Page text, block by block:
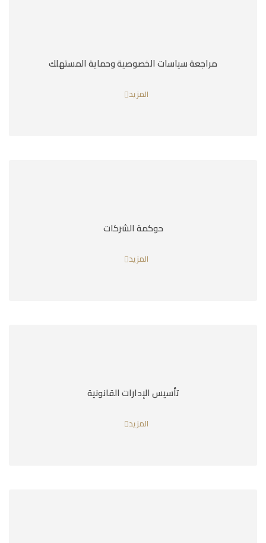
مراجعة سياسات الخصوصية وحماية المستهلك
المزيد
حوكمة الشركات
المزيد
تأسيس الإدارات القانونية
المزيد